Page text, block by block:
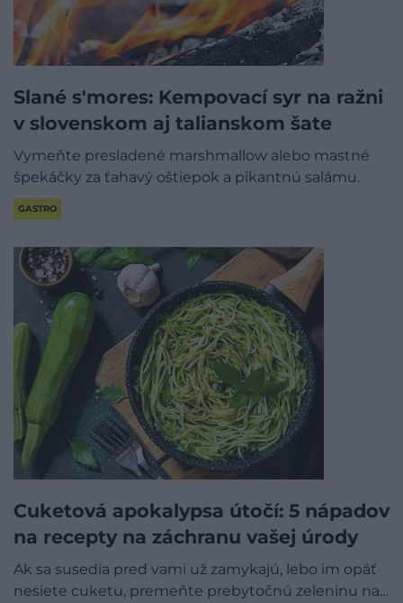
Slané s'mores: Kempovací syr na ražni
v slovenskom aj talianskom šate
Vymeňte presladené marshmallow alebo mastné
špekáčky za ťahavý oštiepok a pikantnú salámu.
GASTRO
Cuketová apokalypsa útočí: 5 nápadov
na recepty na záchranu vašej úrody
Ak sa susedia pred vami už zamykajú, lebo im opäť
nesiete cuketu, premeňte prebytočnú zeleninu na…